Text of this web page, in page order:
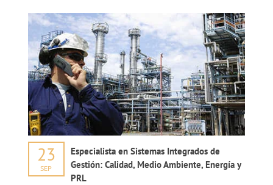
23
SEP
Especialista en Sistemas Integrados de
Gestión: Calidad, Medio Ambiente, Energía y
PRL